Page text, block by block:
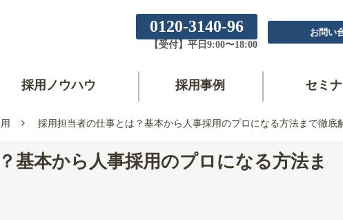
0120-3140-96
【受付】平日9:00〜18:00
お問い
採用ノウハウ 採用事例 セミ
採用担当者の仕事とは？基本から人事採用のプロになる方法まで徹底
基本から人事採用のプロになる方法ま